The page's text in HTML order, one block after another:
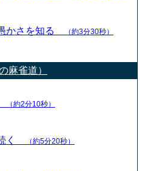
かさを知る （約3分30秒）
麻雀道）
（約2分10秒）
く （約5分20秒）